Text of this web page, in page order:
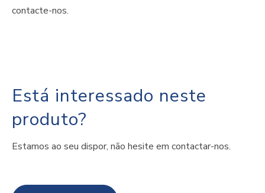
contacte-nos.
Está interessado neste
produto?
Estamos ao seu dispor, não hesite em contactar-nos.